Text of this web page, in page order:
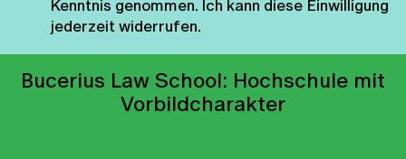
Kenntnis genommen. Ich kann diese Einwilligung
jederzeit widerrufen.
Bucerius Law School: Hochschule mit
Vorbildcharakter